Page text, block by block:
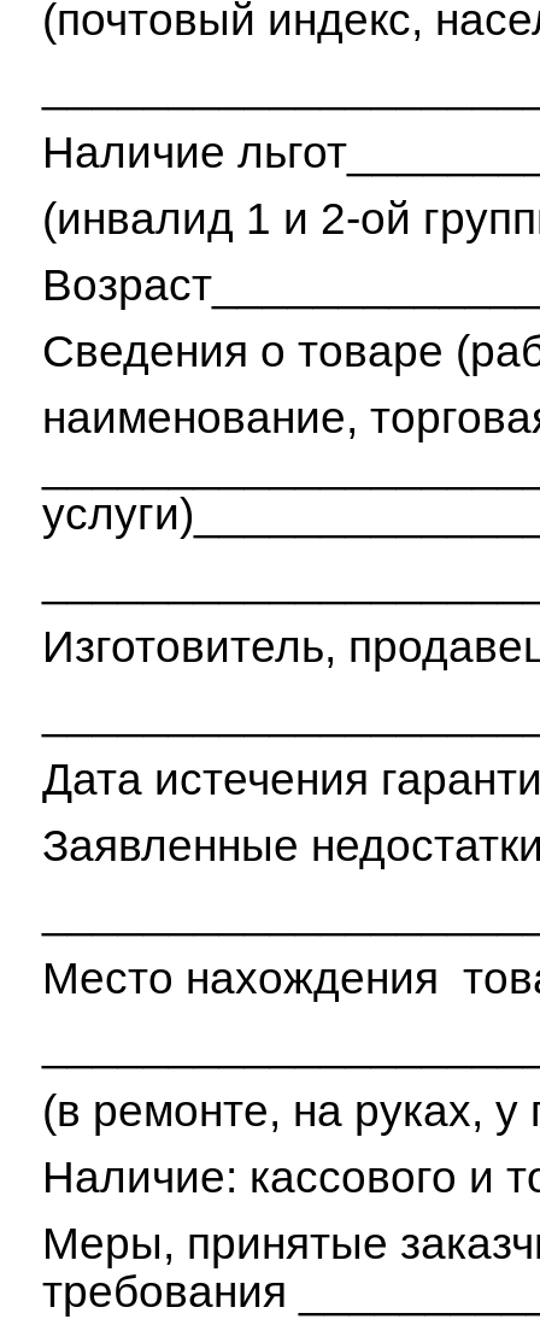
(почтовый индекс,
Наличие
(инвалид 1 и 2-ой
Сведения о товаре
наименование,
Изготовитель,
Дата истечения
Заявленные
Место нахождения
(в ремонте, на руках,
Наличие: кассового и
Меры, принятые
требования